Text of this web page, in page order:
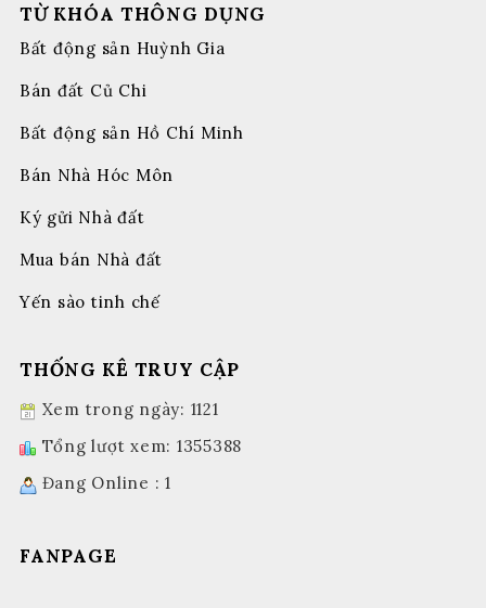
TỪ KHÓA THÔNG DỤNG
Bất động sản Huỳnh Gia
Bán đất Củ Chi
Bất động sản Hồ Chí Minh
Bán Nhà Hóc Môn
Ký gửi Nhà đất
Mua bán Nhà đất
Yến sào tinh chế
THỐNG KÊ TRUY CẬP
Xem trong ngày: 1121
Tổng lượt xem: 1355388
Đang Online : 1
FANPAGE